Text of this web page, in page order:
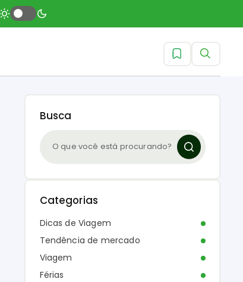
Busca
Categorias
Dicas de Viagem
Tendência de mercado
Viagem
Férias